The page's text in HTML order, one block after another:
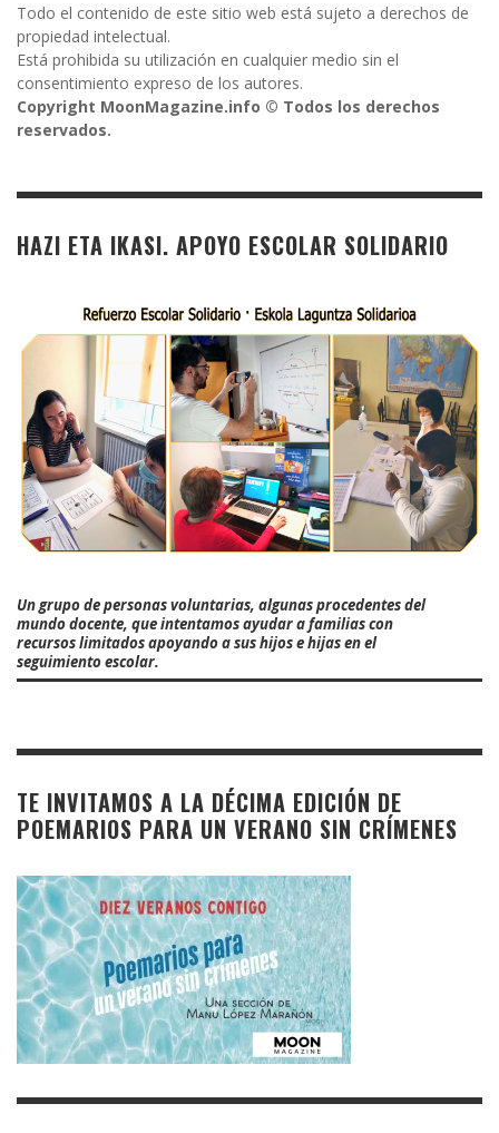
Todo el contenido de este sitio web está sujeto a derechos de
propiedad intelectual.
Está prohibida su utilización en cualquier medio sin el
consentimiento expreso de los autores.
Copyright MoonMagazine.info © Todos los derechos
reservados.
HAZI ETA IKASI. APOYO ESCOLAR SOLIDARIO
Un grupo de personas voluntarias, algunas procedentes del
mundo docente, que intentamos ayudar a familias con
recursos limitados apoyando a sus hijos e hijas en el
seguimiento escolar.
TE INVITAMOS A LA DÉCIMA EDICIÓN DE
POEMARIOS PARA UN VERANO SIN CRÍMENES